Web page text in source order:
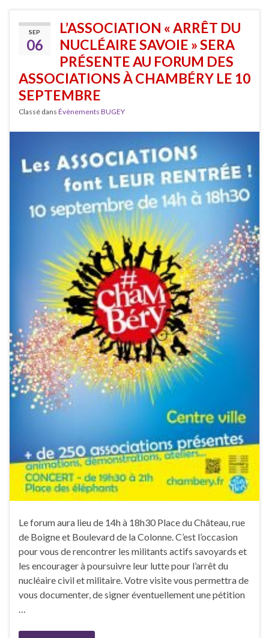
SEP
06
L’ASSOCIATION « ARRÊT DU
NUCLÉAIRE SAVOIE » SERA
PRÉSENTE AU FORUM DES
ASSOCIATIONS À CHAMBÉRY LE 10
SEPTEMBRE
Classé dans Évènements BUGEY
Le forum aura lieu de 14h à 18h30 Place du Château, rue
de Boigne et Boulevard de la Colonne. C’est l’occasion
pour vous de rencontrer les militants actifs savoyards et
les encourager à poursuivre leur lutte pour l’arrêt du
nucléaire civil et militaire. Votre visite vous permettra de
vous documenter, de signer éventuellement une pétition
…